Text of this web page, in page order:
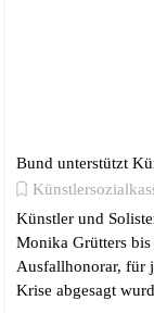
Bund unterstützt
Künstler und
Monika Grütters
Ausfallhonorar, für
Krise abgesagt